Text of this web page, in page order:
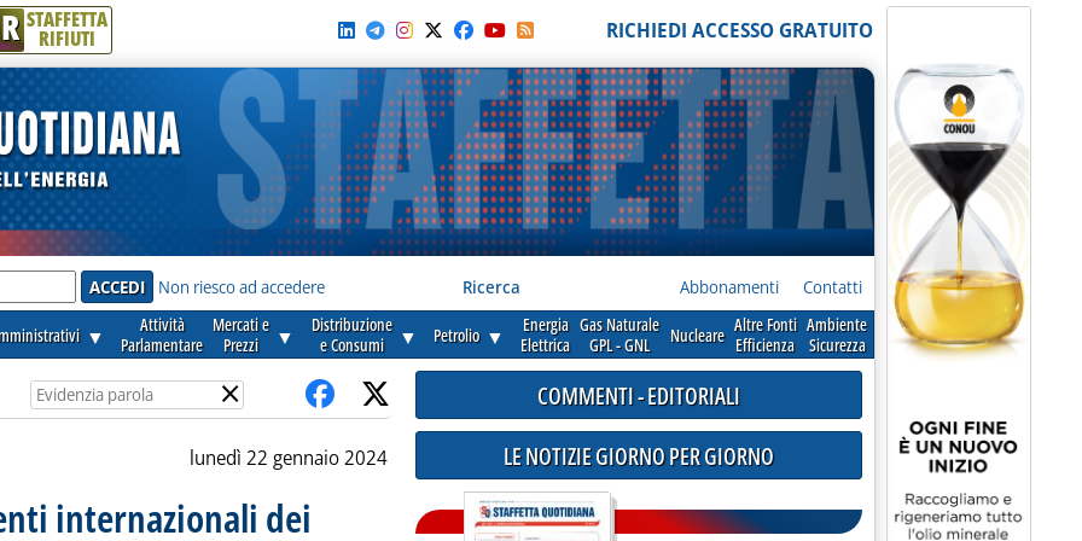
R STAFFETTA
RIFIUTI RICHIEDI ACCESSO GRATUITO
Non riesco ad accedere Ricerca Abbonamenti Contatti
▼
Attività
Parlamentare
Mercati e
Prezzi
▼
Distribuzione
e Consumi
▼ Petrolio ▼
Energia
Elettrica
Gas Naturale
GPL - GNL
Nucleare Altre Fonti
Efficienza
Ambiente
Sicurezza
×
lunedì 22 gennaio 2024
internazionali dei
COMMENTI - EDITORIALI
LE NOTIZIE GIORNO PER GIORNO